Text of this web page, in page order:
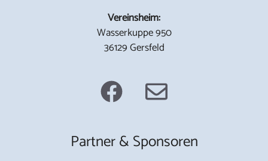
Vereinsheim:
Wasserkuppe 950
36129 Gersfeld
Partner & Sponsoren